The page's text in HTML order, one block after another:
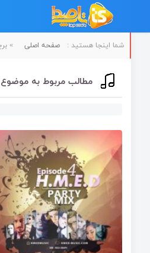
شما اینجا هستید : صفحه اصلی »
مطالب مربوط به